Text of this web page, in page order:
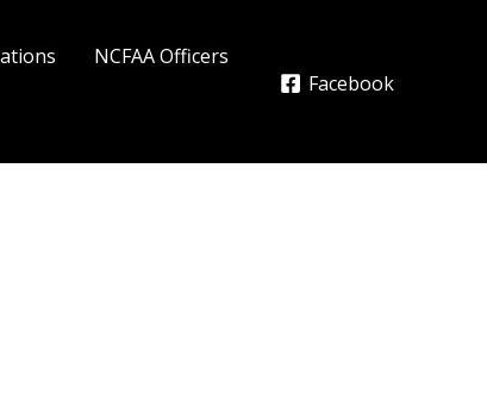
NCFAA Officers
Facebook